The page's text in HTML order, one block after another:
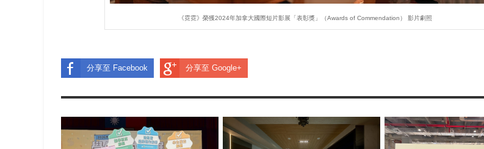
《霓霓》榮獲2024年加拿大國際短片影展「表彰獎」（Awards of Commendation） 影片劇照
分享至 Facebook 分享至 Google+